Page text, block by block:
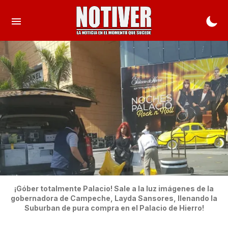
¡Góber totalmente Palacio! Sale a la luz imágenes de la
gobernadora de Campeche, Layda Sansores, llenando la
Suburban de pura compra en el Palacio de Hierro!